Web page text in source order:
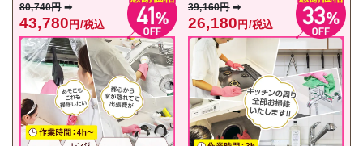
80,740円 ➡
43,780 円/税込
39,160円 ➡
26,180 円/税込